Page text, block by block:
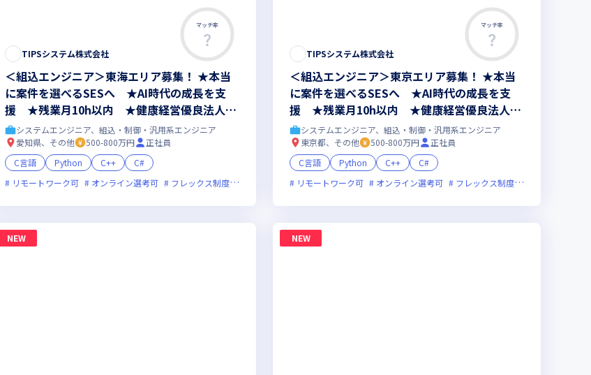
面接1回 残業月20時間未満 女性エンジニアが活躍中
マッチ率
TIPSシステム株式会社
＜組込エンジニア＞東海エリア募集！ ★本当
に案件を選べるSESへ ★AI時代の成長を支
援 ★残業月10h以内 ★健康経営優良法人20
26認定
システムエンジニア、組込・制御・汎用系エンジニア
愛知県、その他
500-800万円
正社員
C言語
Python C++
C#
リモートワーク可
オンライン選考可 フレックス制度あり 残業月20時間未満 女性エンジニアが活躍中
マッチ率
TIPSシステム株式会社
＜組込エンジニア＞東京エリア募集！ ★本当
に案件を選べるSESへ ★AI時代の成長を支
援 ★残業月10h以内 ★健康経営優良法人20
26認定
システムエンジニア、組込・制御・汎用系エンジニア
東京都、その他
500-800万円
正社員
C言語
Python C++
C#
リモートワーク可
オンライン選考可 フレックス制度あり
NEW NEW